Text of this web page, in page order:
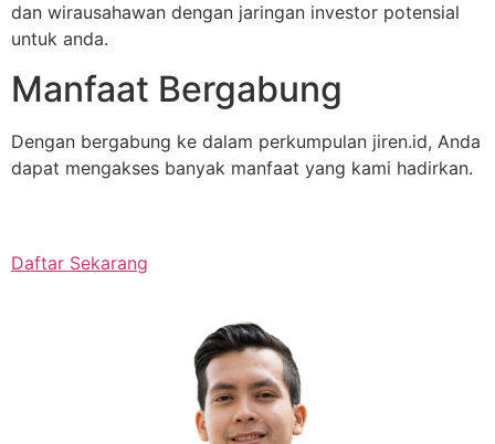
dan wirausahawan dengan jaringan investor potensial
untuk anda.
Manfaat Bergabung
Dengan bergabung ke dalam perkumpulan jiren.id, Anda
dapat mengakses banyak manfaat yang kami hadirkan.
Daftar Sekarang